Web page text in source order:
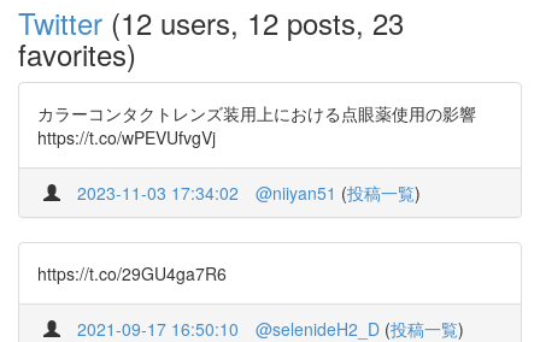
Twitter (12 users, 12 posts, 23
favorites)
カラーコンタクトレンズ装用上における点眼薬使用の影響
https://t.co/wPEVUfvgVj
2023-11-03 17:34:02 @niiyan51 (投稿一覧)
https://t.co/29GU4ga7R6
2021-09-17 16:50:10 @selenideH2_D (投稿一覧)